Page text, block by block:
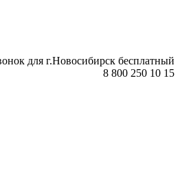
для г.Новосибирск бесплатный
8 800 250 10 15